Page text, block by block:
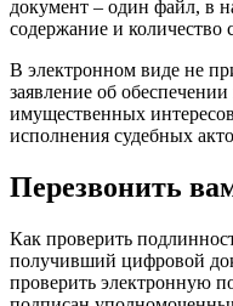
документ – один файл, в
содержание и количество
В электронном виде не
заявление об
имущественных
исполнения судебных
Перезвонить
Как проверить
получивший цифровой
проверить электронную